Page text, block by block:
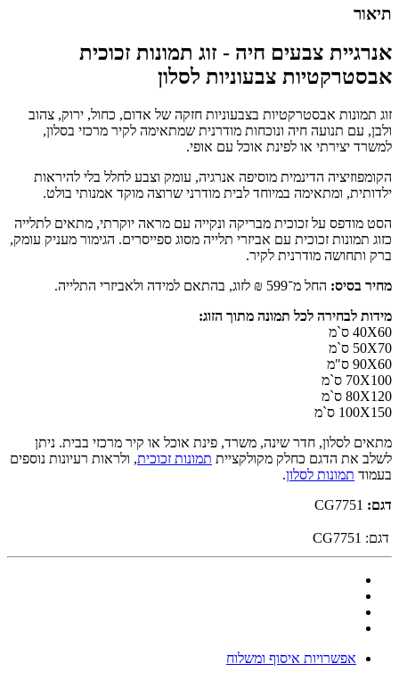
תיאור
אנרגיית צבעים חיה - זוג תמונות זכוכית
אבסטרקטיות צבעוניות לסלון
זוג תמונות אבסטרקטיות בצבעוניות חזקה של אדום, כחול, ירוק, צהוב
ולבן, עם תנועה חיה ונוכחות מודרנית שמתאימה לקיר מרכזי בסלון,
למשרד יצירתי או לפינת אוכל עם אופי.
הקומפוזיציה הדינמית מוסיפה אנרגיה, עומק וצבע לחלל בלי להיראות
ילדותית, ומתאימה במיוחד לבית מודרני שרוצה מוקד אמנותי בולט.
הסט מודפס על זכוכית מבריקה ונקייה עם מראה יוקרתי, מתאים לתלייה
כזוג תמונות זכוכית עם אביזרי תלייה מסוג ספייסרים. הגימור מעניק עומק,
ברק ותחושה מודרנית לקיר.
מחיר בסיס: החל מ־599 ₪ לזוג, בהתאם למידה ולאביזרי התלייה.
מידות לבחירה לכל תמונה מתוך הזוג:
40X60 ס`מ
50X70 ס`מ
90X60 ס"מ
70X100 ס`מ
80X120 ס`מ
100X150 ס`מ
מתאים לסלון, חדר שינה, משרד, פינת אוכל או קיר מרכזי בבית. ניתן
לשלב את הדגם כחלק מקולקציית תמונות זכוכית, ולראות רעיונות נוספים
בעמוד תמונות לסלון.
דגם:
דגם: CG7751
אפשרויות איסוף ומשלוח